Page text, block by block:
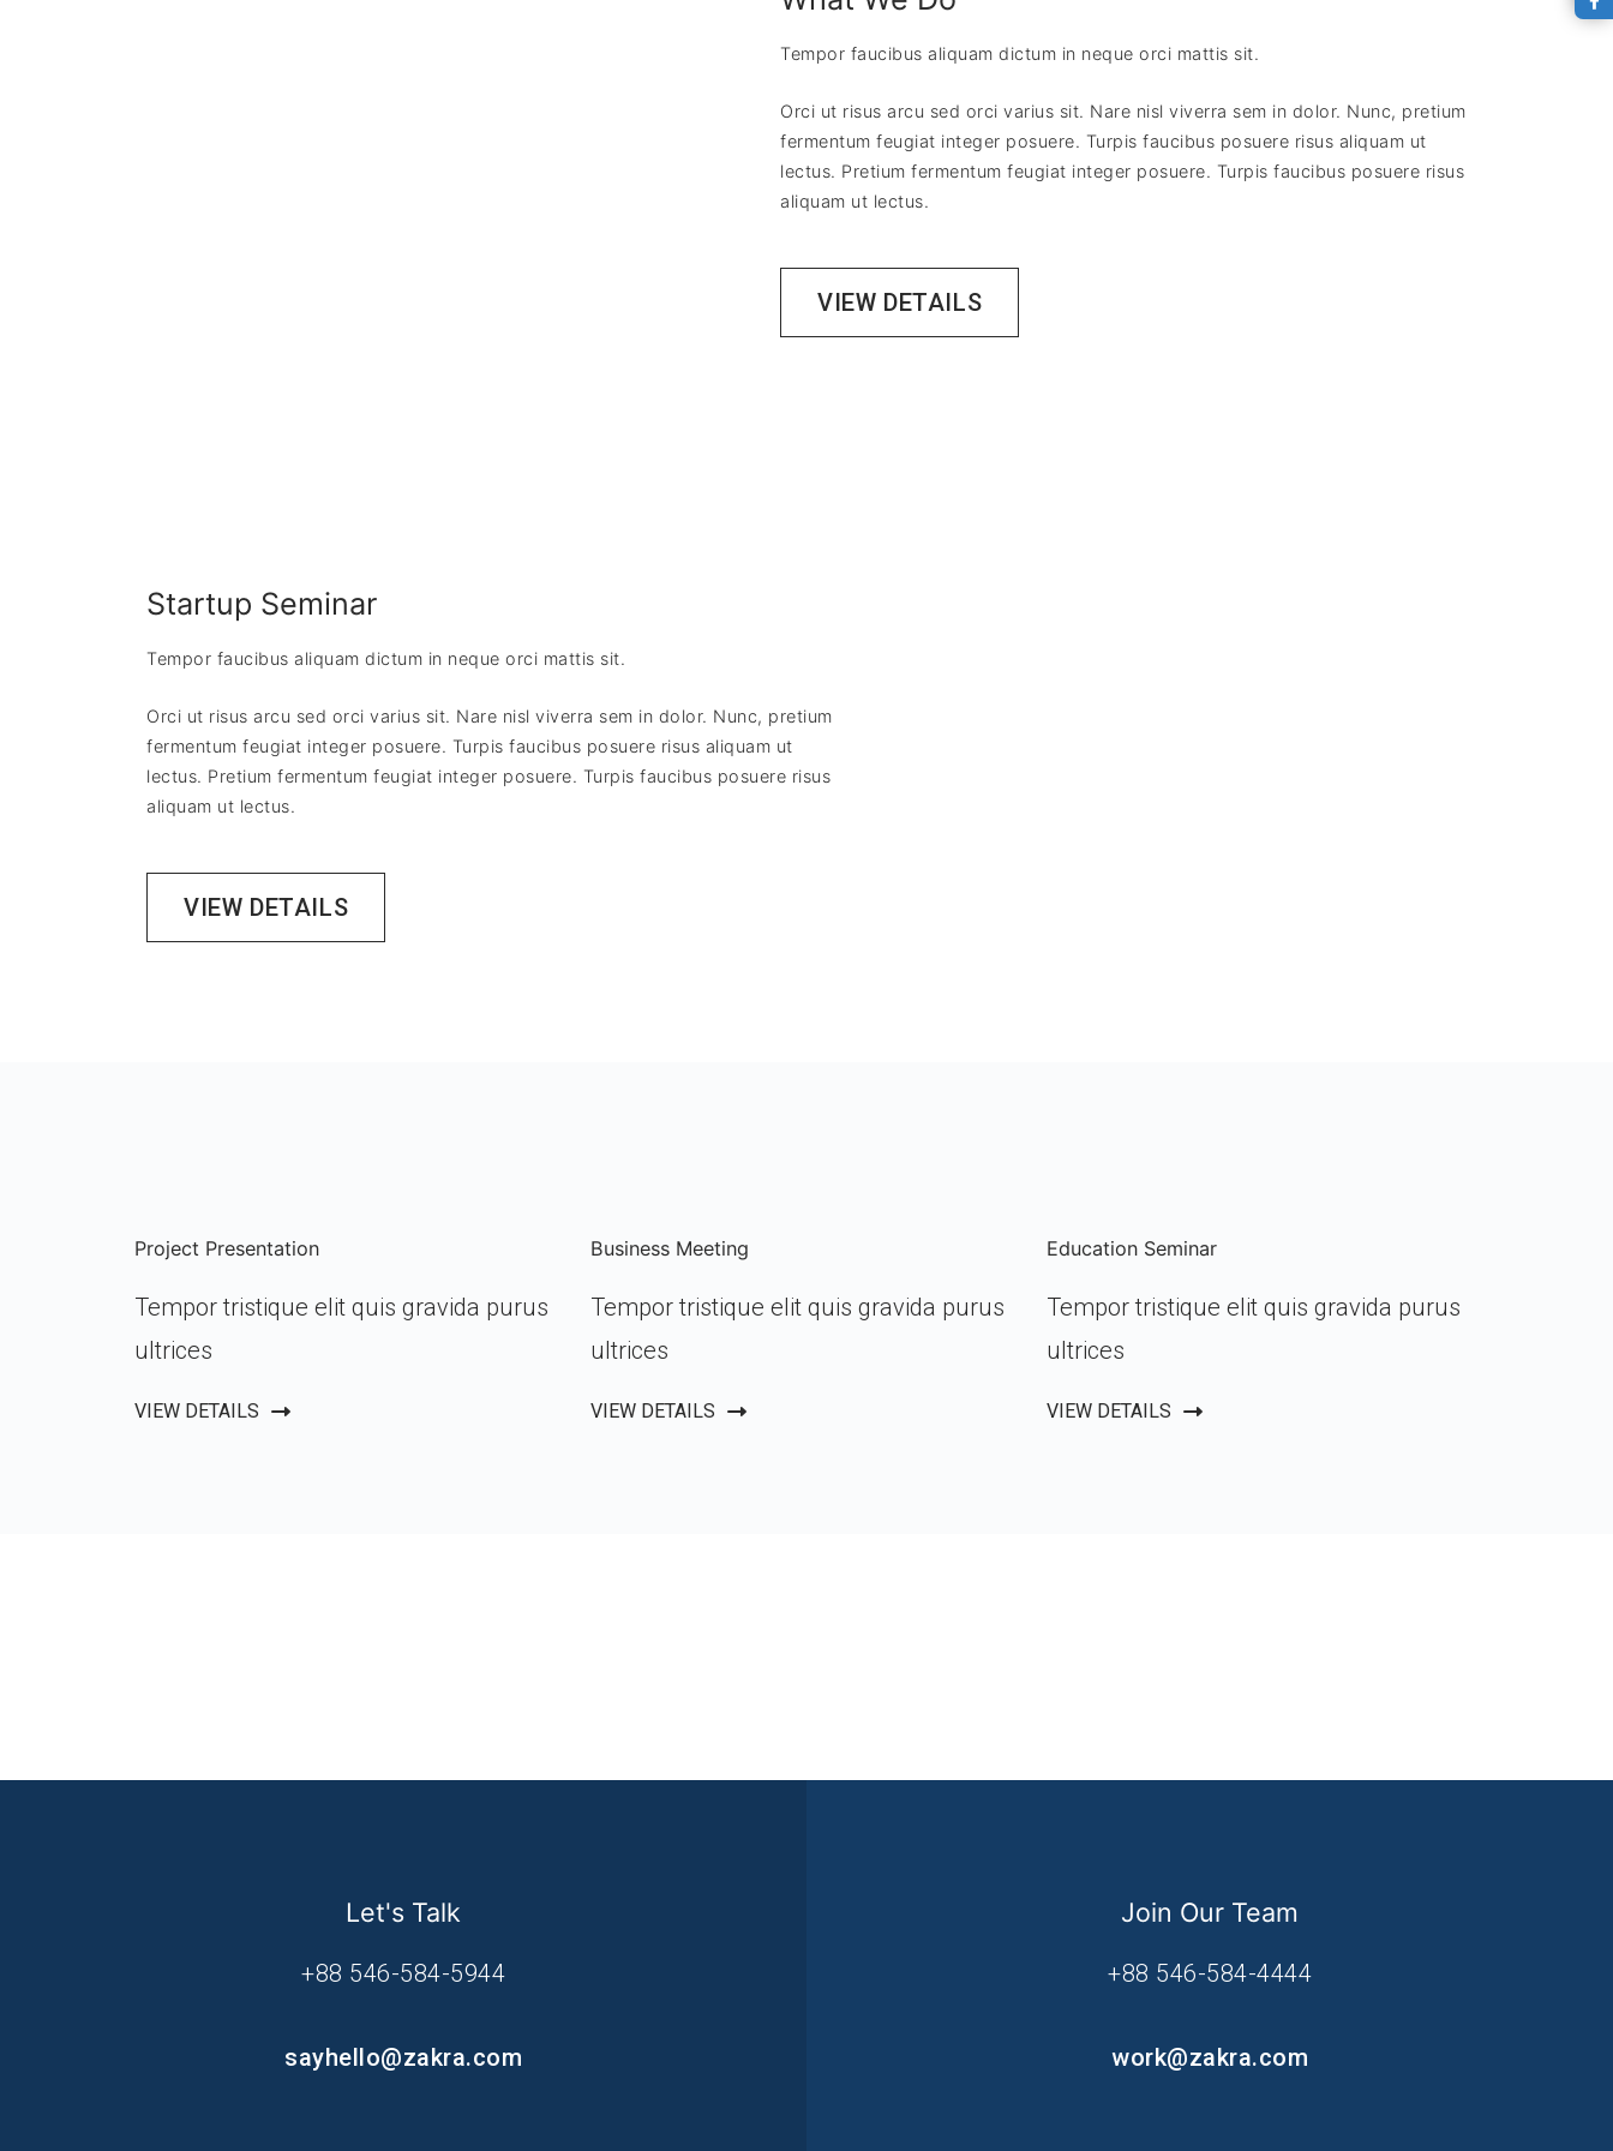
Tempor faucibus aliquam dictum in neque orci mattis sit.
Orci ut risus arcu sed orci varius sit. Nare nisl viverra sem in dolor. Nunc, pretium
fermentum feugiat integer posuere. Turpis faucibus posuere risus aliquam ut
lectus. Pretium fermentum feugiat integer posuere. Turpis faucibus posuere risus
aliquam ut lectus.
VIEW DETAILS
Startup Seminar
Tempor faucibus aliquam dictum in neque orci mattis sit.
Orci ut risus arcu sed orci varius sit. Nare nisl viverra sem in dolor. Nunc, pretium
fermentum feugiat integer posuere. Turpis faucibus posuere risus aliquam ut
lectus. Pretium fermentum feugiat integer posuere. Turpis faucibus posuere risus
aliquam ut lectus.
VIEW DETAILS
Project Presentation
Tempor tristique elit quis gravida purus
ultrices
VIEW DETAILS
Business Meeting
Tempor tristique elit quis gravida purus
ultrices
VIEW DETAILS
Education Seminar
Tempor tristique elit quis gravida purus
ultrices
VIEW DETAILS
Let's Talk
+88 546-584-5944
sayhello@zakra.com
Join Our Team
+88 546-584-4444
work@zakra.com